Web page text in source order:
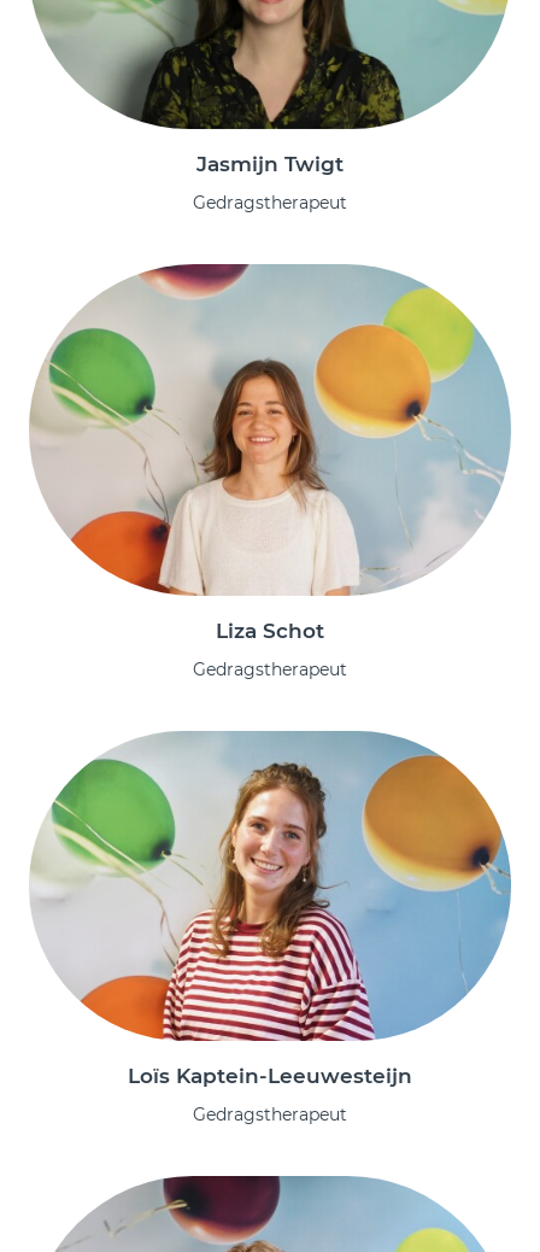
Jasmijn Twigt
Gedragstherapeut
Liza Schot
Gedragstherapeut
Loïs Kaptein-Leeuwesteijn
Gedragstherapeut